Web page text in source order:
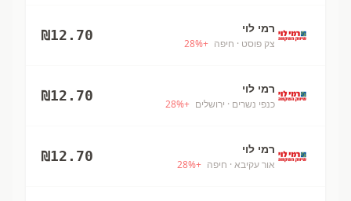
רמי לוי
צק פוסט · חיפה +
28%
₪12.70
רמי לוי
כנפי נשרים · ירושלים +
28%
₪12.70
רמי לוי
אור עקיבא · חיפה +
28%
₪12.70